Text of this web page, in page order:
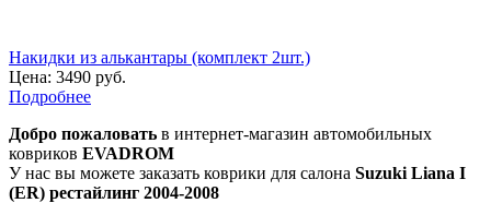
Накидки из алькантары (комплект 2шт.)
Цена: 3490 руб.
Подробнее
Добро пожаловать в интернет-магазин автомобильных
ковриков EVADROM
У нас вы можете заказать коврики для салона Suzuki Liana I
(ER) рестайлинг 2004-2008